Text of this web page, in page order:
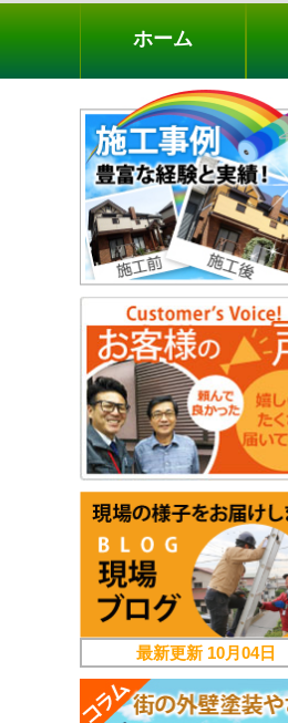
ホーム
最新更新 10月04日